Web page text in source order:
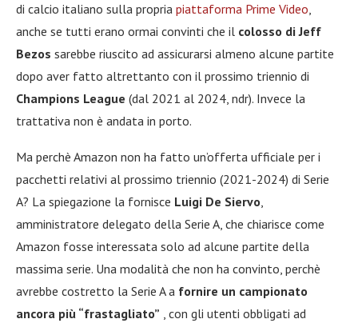
di calcio italiano sulla propria piattaforma Prime Video,
anche se tutti erano ormai convinti che il colosso di Jeff
Bezos sarebbe riuscito ad assicurarsi almeno alcune partite
dopo aver fatto altrettanto con il prossimo triennio di
Champions League (dal 2021 al 2024, ndr). Invece la
trattativa non è andata in porto.
Ma perchè Amazon non ha fatto un’offerta ufficiale per i
pacchetti relativi al prossimo triennio (2021-2024) di Serie
A? La spiegazione la fornisce Luigi De Siervo,
amministratore delegato della Serie A, che chiarisce come
Amazon fosse interessata solo ad alcune partite della
massima serie. Una modalità che non ha convinto, perchè
avrebbe costretto la Serie A a fornire un campionato
ancora più “frastagliato” , con gli utenti obbligati ad